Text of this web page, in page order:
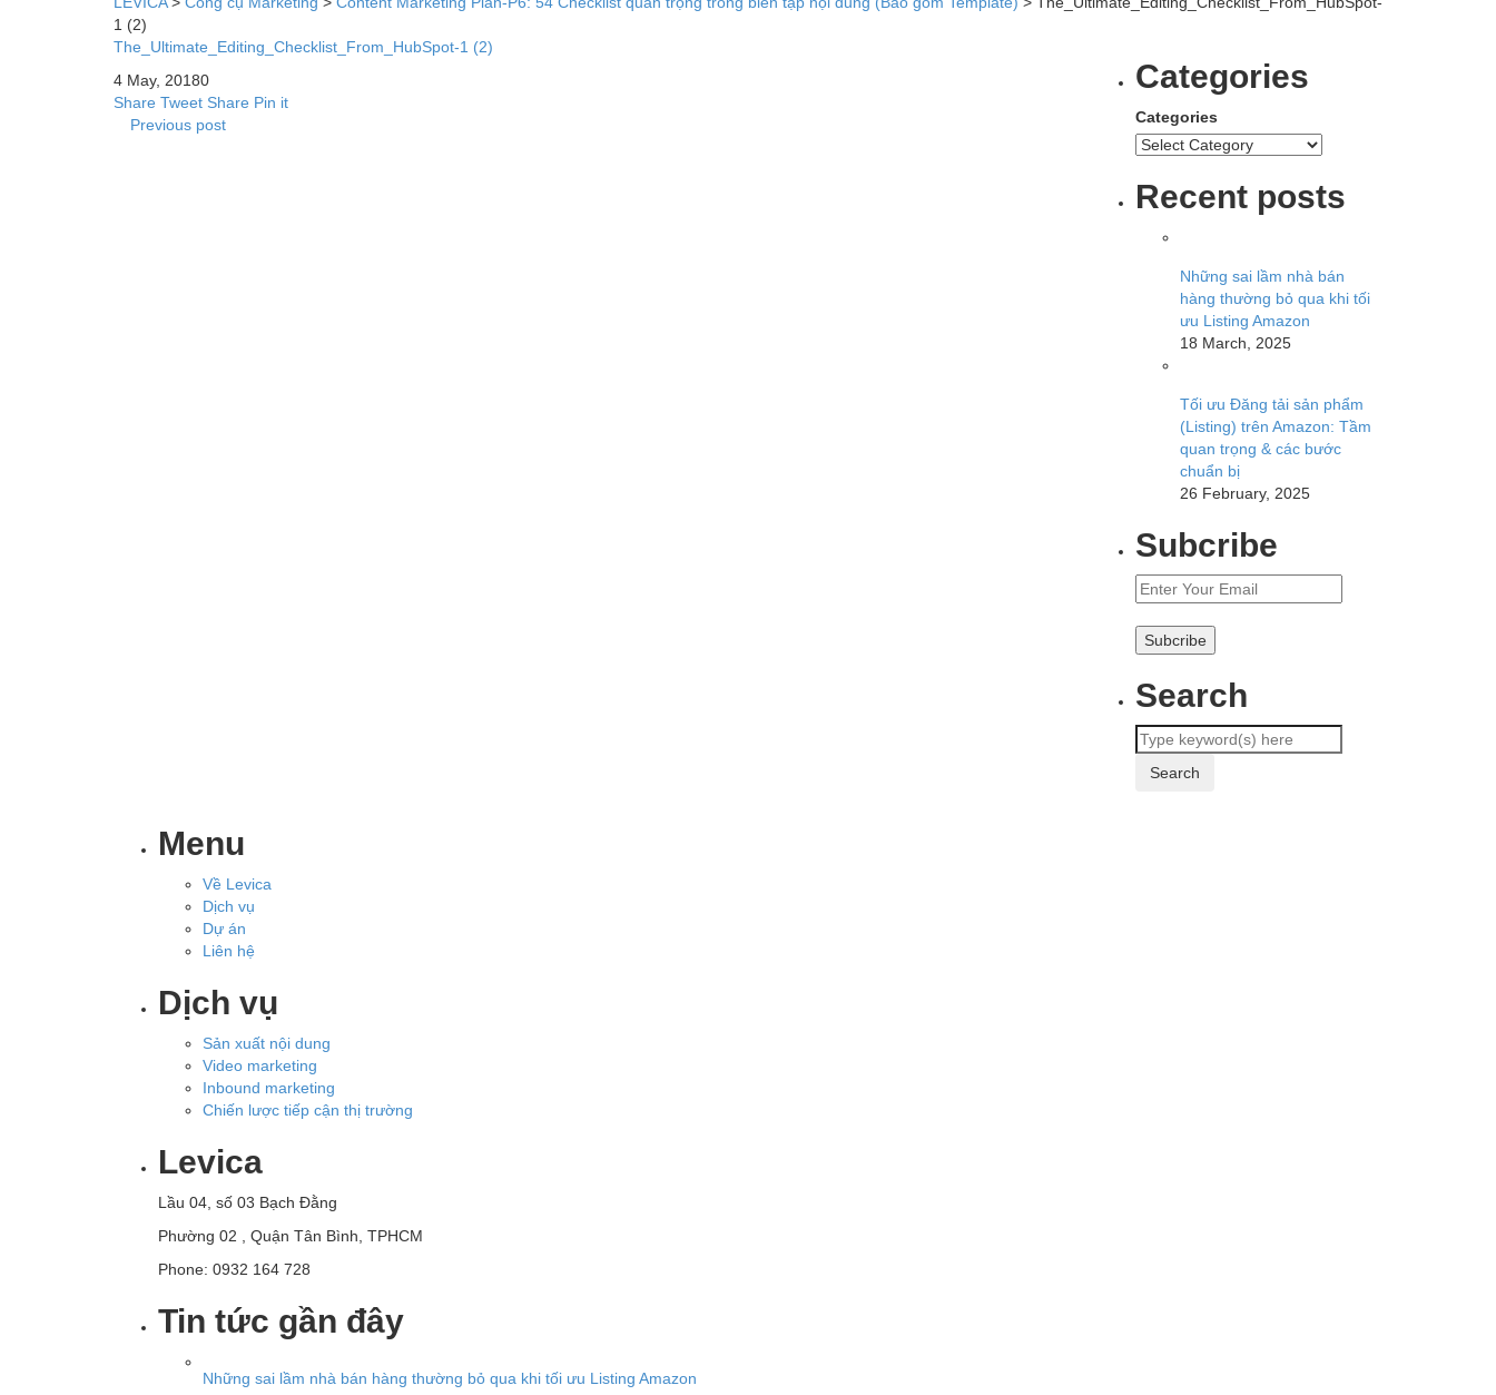
1 (2)
The_Ultimate_Editing_Checklist_From_HubSpot-1 (2)
4 May, 20180
Share Tweet Share Pin it
Previous post
Categories
Categories
Recent posts
Những sai lầm nhà bán
hàng thường bỏ qua khi tối
ưu Listing Amazon
18 March, 2025
Tối ưu Đăng tải sản phẩm
(Listing) trên Amazon: Tầm
quan trọng & các bước
chuẩn bị
26 February, 2025
Subcribe
Search
Menu
Về Levica
Dịch vụ
Dự án
Liên hệ
Dịch vụ
Sản xuất nội dung
Video marketing
Inbound marketing
Chiến lược tiếp cận thị trường
Levica
Lầu 04, số 03 Bạch Đằng
Phường 02 , Quận Tân Bình, TPHCM
Phone: 0932 164 728
Tin tức gần đây
Những sai lầm nhà bán hàng thường bỏ qua khi tối ưu Listing Amazon